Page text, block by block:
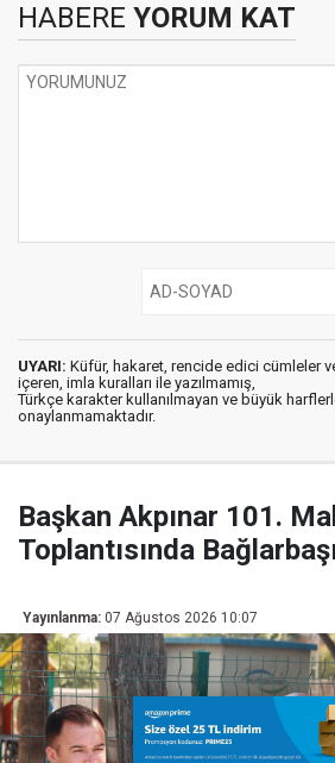
HABERE YORUM KAT
UYARI: Küfür, hakaret, rencide edici cümleler
içeren, imla kuralları ile yazılmamış,
Türkçe karakter kullanılmayan ve büyük
onaylanmamaktadır.
Başkan Akpınar 101.
Toplantısında
Yayınlanma: 07 Ağustos 2026 10:07